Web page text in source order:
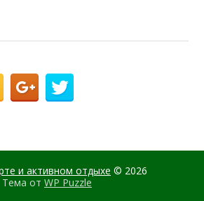
и активном отдыхе © 2026
Тема от WP Puzzle